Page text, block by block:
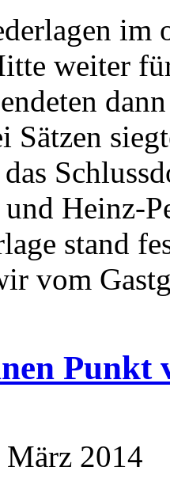
im
weiter
Sätzen
Heinz-
stand
vom
Punkt
2014